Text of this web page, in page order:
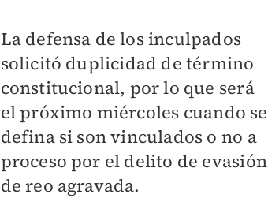
La defensa de los inculpados
solicitó duplicidad de término
constitucional, por lo que será
el próximo miércoles cuando se
defina si son vinculados o no a
proceso por el delito de evasión
de reo agravada.